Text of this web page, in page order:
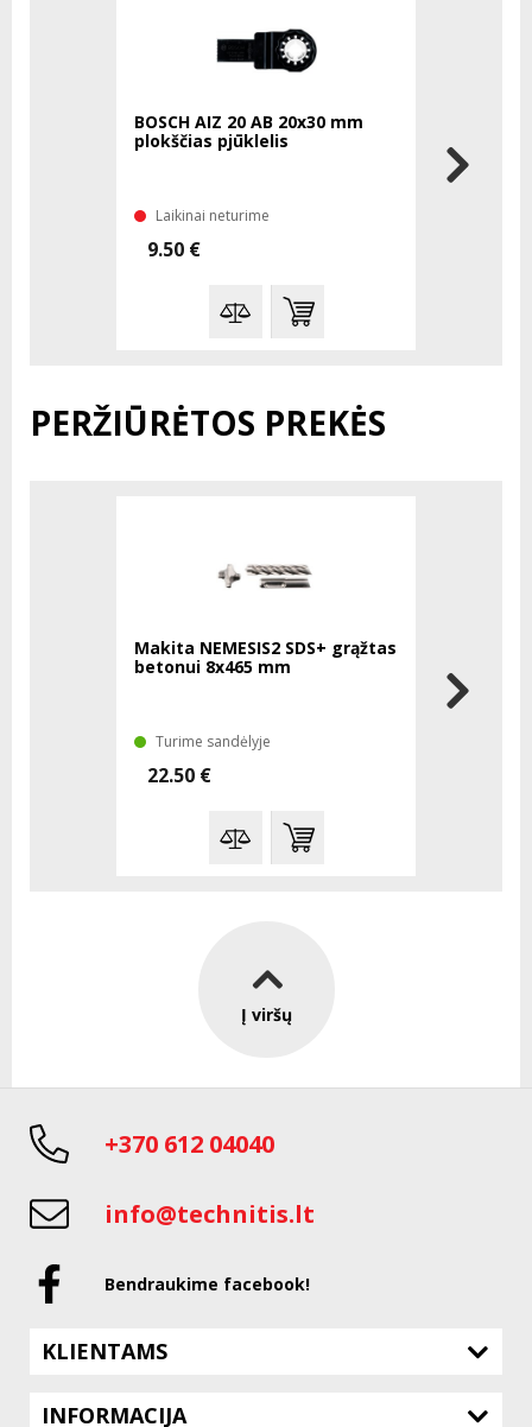
BOSCH AIZ 20 AB 20x30 mm
plokščias pjūklelis
Laikinai neturime
9.50 €
Ah +
18V-26
PERŽIŪRĖTOS PREKĖS
Makita NEMESIS2 SDS+ grąžtas
betonui 8x465 mm
Turime sandėlyje
22.50 €
Į viršų
+370 612 04040
info@technitis.lt
Bendraukime facebook!
KLIENTAMS
INFORMACIJA